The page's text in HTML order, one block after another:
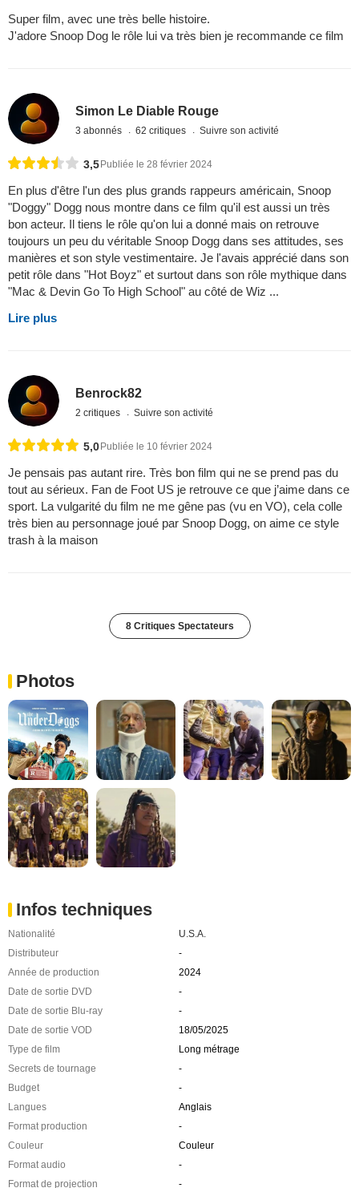
Super film, avec une très belle histoire.
J'adore Snoop Dog le rôle lui va très bien je recommande ce film
Simon Le Diable Rouge
3 abonnés 62 critiques Suivre son activité
3,5Publiée le 28 février 2024
En plus d'être l'un des plus grands rappeurs américain, Snoop
"Doggy" Dogg nous montre dans ce film qu'il est aussi un très
bon acteur. Il tiens le rôle qu'on lui a donné mais on retrouve
toujours un peu du véritable Snoop Dogg dans ses attitudes, ses
manières et son style vestimentaire. Je l'avais apprécié dans son
petit rôle dans "Hot Boyz" et surtout dans son rôle mythique dans
"Mac & Devin Go To High School" au côté de Wiz ...
Lire plus
Benrock82
2 critiques Suivre son activité
5,0 Publiée le 10 février 2024
Je pensais pas autant rire. Très bon film qui ne se prend pas du
tout au sérieux. Fan de Foot US je retrouve ce que j’aime dans ce
sport. La vulgarité du film ne me gêne pas (vu en VO), cela colle
très bien au personnage joué par Snoop Dogg, on aime ce style
trash à la maison
8 Critiques Spectateurs
Photos
Infos techniques
Nationalité
U.S.A.
Distributeur
-
Année de production
2024
Date de sortie DVD
-
Date de sortie Blu-ray
-
Date de sortie VOD
18/05/2025
Type de film
Long métrage
Secrets de tournage
-
Budget
-
Langues
Anglais
Format production
-
Couleur
Couleur
Format audio
-
Format de projection
-